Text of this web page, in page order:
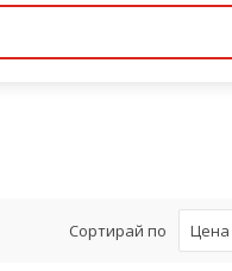
Сортирай по